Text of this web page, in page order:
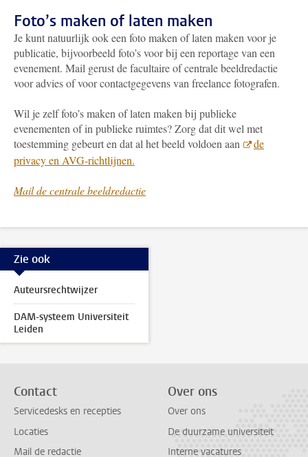
Foto’s maken of laten maken
Je kunt natuurlijk ook een foto maken of laten maken voor je
publicatie, bijvoorbeeld foto’s voor bij een reportage van een
evenement. Mail gerust de facultaire of centrale beeldredactie
voor advies of voor contactgegevens van freelance fotografen.
Wil je zelf foto’s maken of laten maken bij publieke
evenementen of in publieke ruimtes? Zorg dat dit wel met
toestemming gebeurt en dat al het beeld voldoen aan
de
privacy en AVG-richtlijnen.
Mail de centrale beeldredactie
Zie ook
Auteursrechtwijzer
DAM-systeem Universiteit
Leiden
Contact
Servicedesks en recepties
Locaties
Mail de redactie
Over ons
Over ons
De duurzame universiteit
Interne vacatures